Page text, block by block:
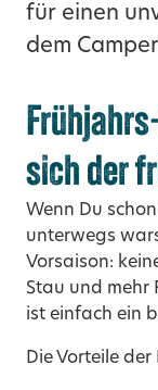
für einen
dem
sich der
Wenn Du
unterwegs
Vorsaison:
Stau und mehr
ist einfach ein
Die Vorteile